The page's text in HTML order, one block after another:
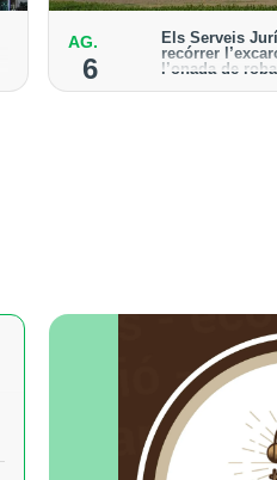
AG.
6
Els Serveis
recórrer
l’onada de
Des de la